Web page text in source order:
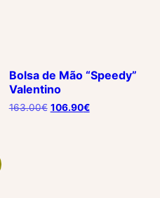
Bolsa de Mão “Speedy”
Valentino
163.00€ O
106.90€O